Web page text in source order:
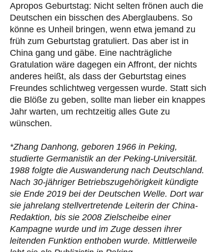
Apropos Geburtstag: Nicht selten frönen auch die
Deutschen ein bisschen des Aberglaubens. So
könne es Unheil bringen, wenn etwa jemand zu
früh zum Geburtstag gratuliert. Das aber ist in
China gang und gäbe. Eine nachträgliche
Gratulation wäre dagegen ein Affront, der nichts
anderes heißt, als dass der Geburtstag eines
Freundes schlichtweg vergessen wurde. Statt sich
die Blöße zu geben, sollte man lieber ein knappes
Jahr warten, um rechtzeitig alles Gute zu
wünschen.
*Zhang Danhong, geboren 1966 in Peking,
studierte Germanistik an der Peking-Universität.
1988 folgte die Auswanderung nach Deutschland.
Nach 30-jähriger Betriebszugehörigkeit kündigte
sie Ende 2019 bei der Deutschen Welle. Dort war
sie jahrelang stellvertretende Leiterin der China-
Redaktion, bis sie 2008 Zielscheibe einer
Kampagne wurde und im Zuge dessen ihrer
leitenden Funktion enthoben wurde. Mittlerweile